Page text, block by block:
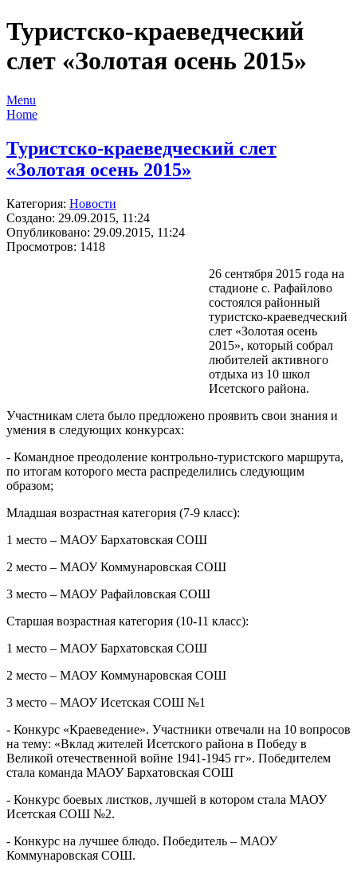
Туристско-краеведческий
слет «Золотая осень 2015»
Menu
Home
Туристско-краеведческий слет
«Золотая осень 2015»
Категория: Новости
Создано: 29.09.2015, 11:24
Опубликовано: 29.09.2015, 11:24
Просмотров: 1418
26 сентября 2015 года на
стадионе с. Рафайлово
состоялся районный
туристско-краеведческий
слет «Золотая осень
2015», который собрал
любителей активного
отдыха из 10 школ
Исетского района.
Участникам слета было предложено проявить свои знания и
умения в следующих конкурсах:
- Командное преодоление контрольно-туристского маршрута,
по итогам которого места распределились следующим
образом;
Младшая возрастная категория (7-9 класс):
1 место – МАОУ Бархатовская СОШ
2 место – МАОУ Коммунаровская СОШ
3 место – МАОУ Рафайловская СОШ
Старшая возрастная категория (10-11 класс):
1 место – МАОУ Бархатовская СОШ
2 место – МАОУ Коммунаровская СОШ
3 место – МАОУ Исетская СОШ №1
- Конкурс «Краеведение». Участники отвечали на 10 вопросов
на тему: «Вклад жителей Исетского района в Победу в
Великой отечественной войне 1941-1945 гг». Победителем
стала команда МАОУ Бархатовская СОШ
- Конкурс боевых листков, лучшей в котором стала МАОУ
Исетская СОШ №2.
- Конкурс на лучшее блюдо. Победитель – МАОУ
Коммунаровская СОШ.